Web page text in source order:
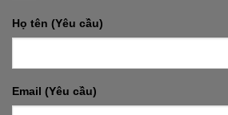
Họ tên (Yêu cầu)
Email (Yêu cầu)